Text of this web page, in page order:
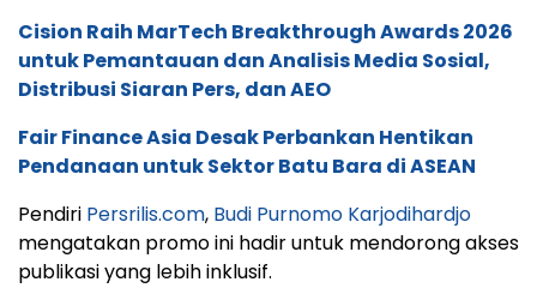
Cision Raih MarTech Breakthrough Awards 2026
untuk Pemantauan dan Analisis Media Sosial,
Distribusi Siaran Pers, dan AEO
Fair Finance Asia Desak Perbankan Hentikan
Pendanaan untuk Sektor Batu Bara di ASEAN
Pendiri Persrilis.com, Budi Purnomo Karjodihardjo
mengatakan promo ini hadir untuk mendorong akses
publikasi yang lebih inklusif.